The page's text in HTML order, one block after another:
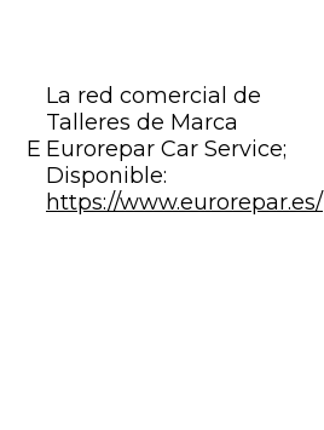
E
La red comercial de
Talleres de Marca
Eurorepar Car Service;
Disponible:
https://www.eurorepar.es/